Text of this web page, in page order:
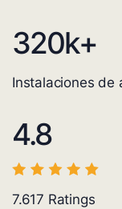
320k+
Instalaciones de
4.8
7.617 Ratings